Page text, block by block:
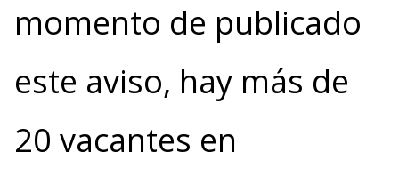
momento de publicado
este aviso, hay más de
20 vacantes en